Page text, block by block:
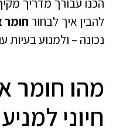
הכנו עבורך מדריך
להבין איך לבחור חומר
נכונה – ולמנוע בעיות
מהו חומר
חיוני